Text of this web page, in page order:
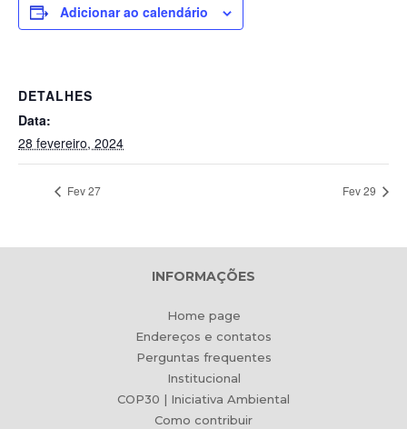
Adicionar ao calendário
DETALHES
Data:
28 fevereiro, 2024
Fev 27 Fev 29
INFORMAÇÕES
Home page
Endereços e contatos
Perguntas frequentes
Institucional
COP30 | Iniciativa Ambiental
Como contribuir